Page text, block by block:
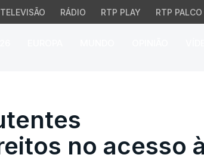
TELEVISÃO RÁDIO RTP PLAY RTP PALCO
no acesso à